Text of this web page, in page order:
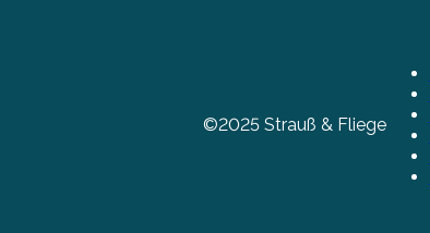
©2025 Strauß & Fliege